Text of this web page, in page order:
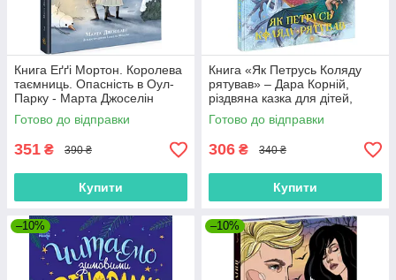
Книга Еґґі Мортон. Королева
таємниць. Опасність в Оул-
Парку - Марта Джоселін
(9786170971692)
Готово до відправки
351 ₴ 390 ₴
Купити
Книга «Як Петрусь Коляду
рятував» – Дара Корній,
різдвяна казка для дітей,
зимова історія, українська
книга (9786170979926)
Готово до відправки
306 ₴ 340 ₴
Купити
–10% –10%